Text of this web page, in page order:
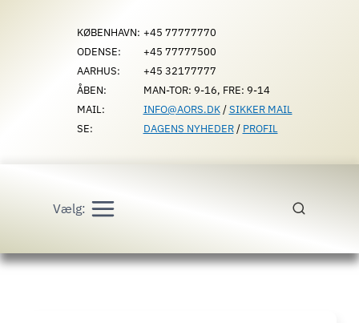
KØBENHAVN: +45 77777770
ODENSE:
+45 77777500
AARHUS:
+45 32177777
ÅBEN:
MAN-TOR: 9-16, FRE: 9-14
MAIL:
INFO@AORS.DK/SIKKER MAIL
SE:
DAGENS NYHEDER/ PROFIL
Vælg: